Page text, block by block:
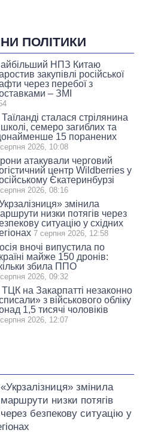
ПОЛІТИКИ
НПЗ Китаю
закупівлі російської
через перебої з
– ЗМІ
сталася стрілянина
семеро загиблих та
15 поранених
2026, 10:08
атакували черговий
центр Wildberries у
Єкатеринбурзі
2026, 08:16
змінила
низки потягів через
ситуацію у східних
7 серпня 2026, 12:58
вночі випустила по
майже 150 дронів:
збила ППО
2026, 09:32
на Закарпатті незаконно
з військового обліку
1,5 тисячі чоловіків
2026, 12:07
«Укрзалізниця» змінила
маршрути низки потягів
через безпекову ситуацію у